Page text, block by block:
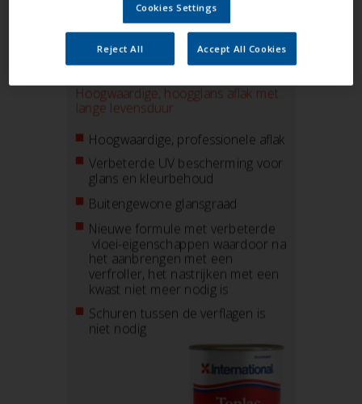
Cookies Settings
Reject All Accept All Cookies